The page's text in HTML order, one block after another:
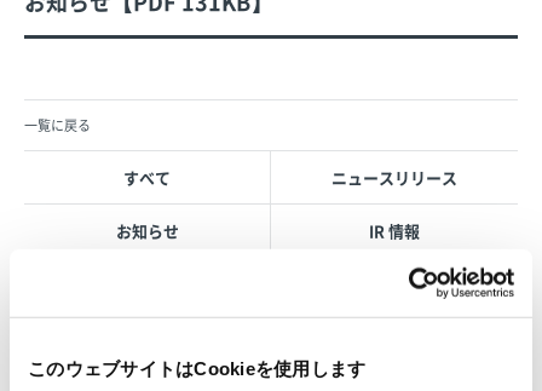
このウェブサイトはCookieを使用します
一覧に戻る
すべて ニュースリリース
お知らせ IR 情報